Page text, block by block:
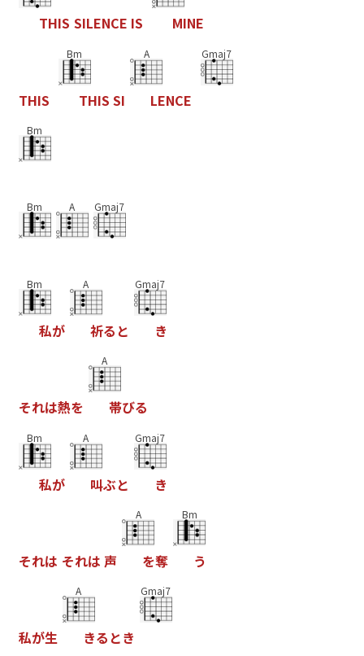
THIS SILENCE IS MINE
THIS
Bm
THIS SI
A
LENCE
Gmaj7
Bm
Bm A Gmaj7
Bm
私が
A
祈る と
Gmaj7
き
それは熱を
A
帯びる
Bm
私が
A
叫ぶと
Gmaj7
き
それは それは 声
A
を奪
Bm
う
私が生
A
きる とき
Gmaj7